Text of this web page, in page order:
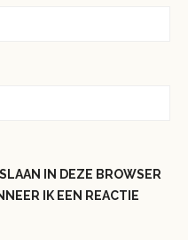
IN DEZE BROWSER
IK EEN REACTIE